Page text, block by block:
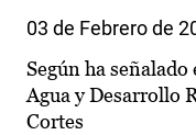
03 de Febrero de
Según ha
Agua y Desarrollo
Cortes